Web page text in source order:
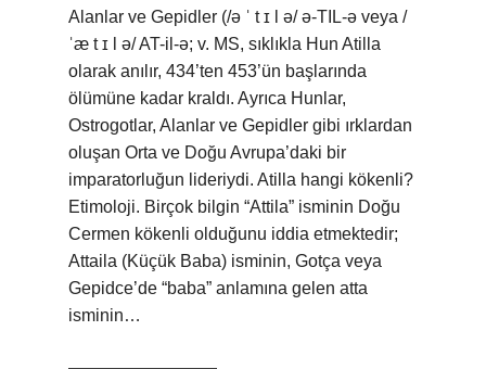
Alanlar ve Gepidler (/ə ˈ t ɪ l ə/ ə-TIL-ə veya /
ˈæ t ɪ l ə/ AT-il-ə; v. MS, sıklıkla Hun Atilla
olarak anılır, 434’ten 453’ün başlarında
ölümüne kadar kraldı. Ayrıca Hunlar,
Ostrogotlar, Alanlar ve Gepidler gibi ırklardan
oluşan Orta ve Doğu Avrupa’daki bir
imparatorluğun lideriydi. Atilla hangi kökenli?
Etimoloji. Birçok bilgin “Attila” isminin Doğu
Cermen kökenli olduğunu iddia etmektedir;
Attaila (Küçük Baba) isminin, Gotça veya
Gepidce’de “baba” anlamına gelen atta
isminin…